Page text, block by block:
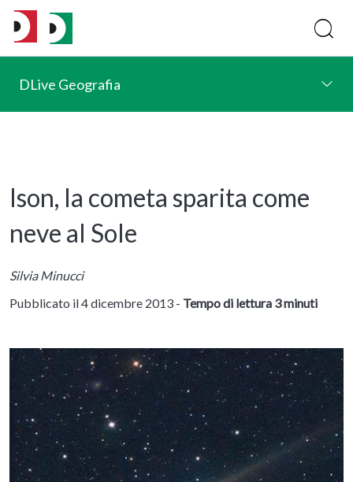
DLive Geografia
Ison, la cometa sparita come
neve al Sole
Silvia Minucci
Pubblicato il 4 dicembre 2013 - Tempo di lettura 3 minuti